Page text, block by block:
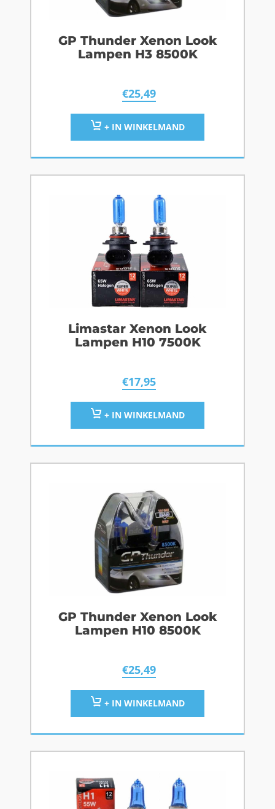
GP Thunder Xenon Look
Lampen H3 8500K
€25,49
+ IN WINKELMAND
Limastar Xenon Look
Lampen H10 7500K
€17,95
+ IN WINKELMAND
GP Thunder Xenon Look
Lampen H10 8500K
€25,49
+ IN WINKELMAND